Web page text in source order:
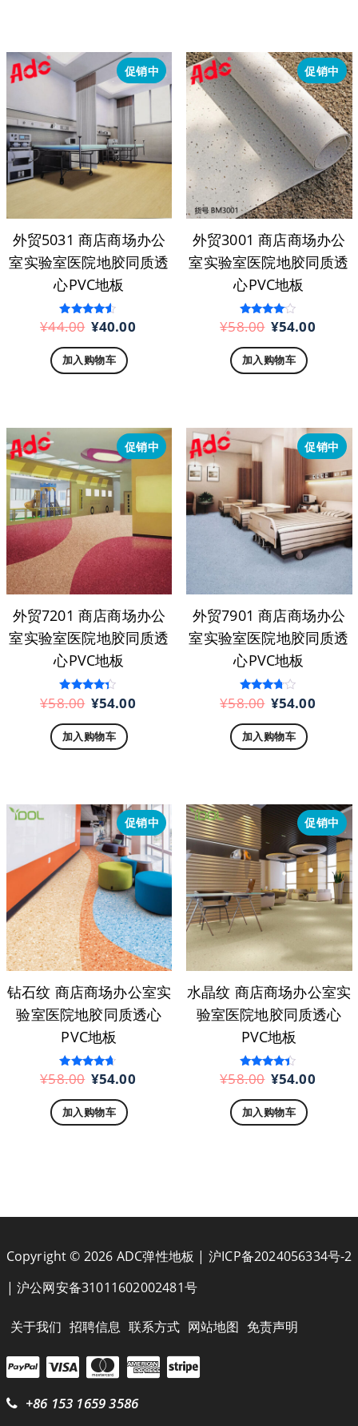
¥10.00。
促销中
外贸5031 商店商场办公
室实验室医院地胶同质透
心PVC地板
评分
4.33
&sol; 5
¥44.00 原
价
为：
¥40.00
¥40.00。
加入购物车
促销中
外贸3001 商店商场办公
室实验室医院地胶同质透
心PVC地板
评分
3.88
&sol; 5
¥58.00 原
价
为：
¥54.00
加入购物车
促销中
外贸7201 商店商场办公
室实验室医院地胶同质透
心PVC地板
评分
4.13
¥58.00 原
价
为：
¥54.00
¥54.00。
加入购物车
促销中
外贸7901 商店商场办公
室实验室医院地胶同质透
心PVC地板
评分
3.59
5
¥58.00 原
价
为：
¥54.00
加入购物车
促销中
钻石纹 商店商场办公室实
验室医院地胶同质透心
PVC地板
评分
4.50
&sol; 5
¥58.00 原
价
为：
¥54.00
加入购物车
促销中
水晶纹 商店商场办公室实
验室医院地胶同质透心
PVC地板
评分
4.20
&sol; 5
¥58.00 原
价
为：
¥54.00
加入购物车
Copyright © 2026 ADC弹性地板 | 沪ICP备2024056334号-2
| 沪公网安备31011602002481号
关于我们 招聘信息 联系方式 网站地图 免责声明
+86 153 1659 3586